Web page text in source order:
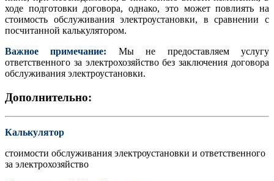
ходе подготовки договора, однако, это может повлиять на
стоимость обслуживания электроустановки, в сравнении с
посчитанной калькулятором.
Важное примечание: Мы не предоставляем услугу
ответственного за электрохозяйство без заключения договора
обслуживания электроустановки.
Дополнительно:
Калькулятор
стоимости обслуживания электроустановки и ответственного
за электрохозяйство